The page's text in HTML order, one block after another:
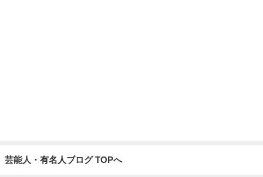
芸能人・有名人ブログ TOPへ